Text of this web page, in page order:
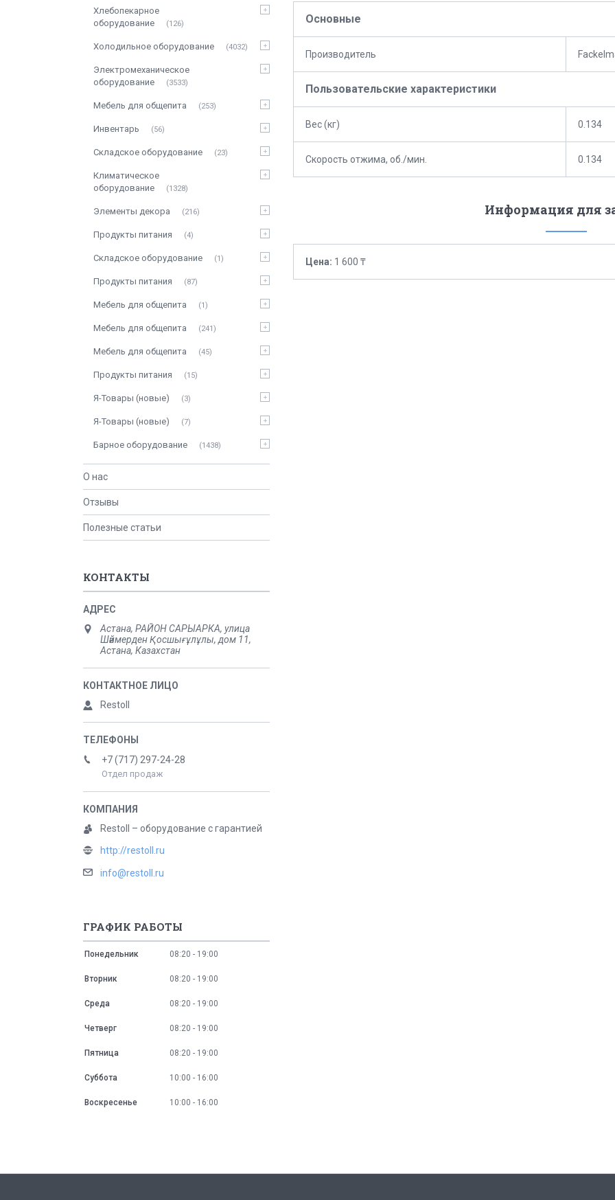
Основные
Производитель
Пользовательские характеристики
Вес (кг) 0.134
Скорость отжима, об./мин. 0.134
Информация для
Цена: 1 600 ₸
Хлебопекарное
оборудование
126
Холодильное оборудование 4032
Электромеханическое
оборудование
3533
Мебель для общепита 253
Инвентарь 56
Складское оборудование 23
Климатическое
оборудование
1328
Элементы декора 216
Продукты питания 4
Складское оборудование 1
Продукты питания 87
Мебель для общепита 1
Мебель для общепита 241
Мебель для общепита 45
Продукты питания 15
Я-Товары (новые) 3
Я-Товары (новые) 7
Барное оборудование 1438
О нас
Отзывы
Полезные статьи
КОНТАКТЫ
Астана, РАЙОН САРЫАРКА, улица
Шәймерден Қосшығұлұлы, дом 11,
Астана, Казахстан
Restoll
+7 (717) 297-24-28
Отдел продаж
Restoll – оборудование с гарантией
http://restoll.ru
info@restoll.ru
ГРАФИК РАБОТЫ
Понедельник 08:20 19:00
Вторник 08:20 19:00
Среда 08:20 19:00
Четверг 08:20 19:00
Пятница 08:20 19:00
Суббота 10:00 16:00
Воскресенье 10:00 16:00